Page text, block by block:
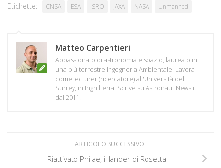
Etichette: CNSA ESA ISRO JAXA NASA Unmanned
Matteo Carpentieri
Appassionato di astronomia e spazio, laureato in
una più terrestre Ingegneria Ambientale. Lavora
come lecturer (ricercatore) all'Università del
Surrey, in Inghilterra. Scrive su AstronautiNews.it
dal 2011.
ARTICOLO SUCCESSIVO
Riattivato Philae, il lander di Rosetta